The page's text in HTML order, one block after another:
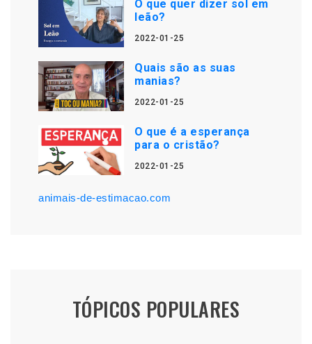
O que quer dizer sol em
leão?
2022-01-25
Quais são as suas
manias?
2022-01-25
O que é a esperança
para o cristão?
2022-01-25
animais-de-estimacao.com
TÓPICOS POPULARES